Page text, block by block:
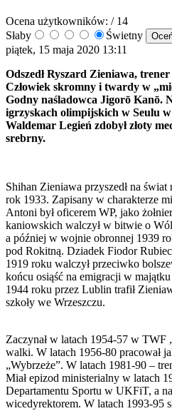
Ocena użytkowników: / 14
Słaby
Świetny
piątek, 15 maja 2020 13:11
Odszedł Ryszard Zieniawa,
Człowiek skromny i twardy w
Godny naśladowca Jigorō Kanō.
igrzyskach olimpijskich w Seulu
Waldemar Legień zdobył złoty
srebrny.
Shihan Zieniawa przyszedł na
rok 1933. Zapisany w charakterze
Antoni był oficerem WP, jako
kaniowskich walczył w bitwie o
a później w wojnie obronnej 1939
pod Rokitną. Dziadek Fiodor
1919 roku walczył przeciwko
końcu osiąść na emigracji w
1944 roku przez Lublin trafił
szkoły we Wrzeszczu.
Zaczynał w latach 1954-57 w
walki. W latach 1956-80 pracował
„Wybrzeże”. W latach 1981-90 –
Miał epizod ministerialny w latach
Departamentu Sportu w UKFiT, a
wicedyrektorem. W latach 1993-95